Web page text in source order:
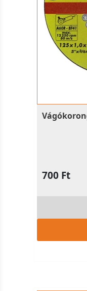
700 Ft